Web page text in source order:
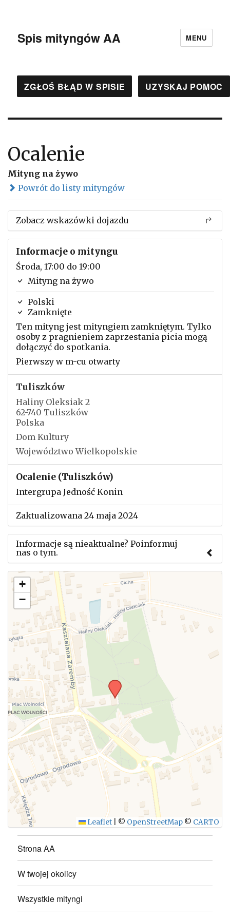
Spis mityngów AA MENU
ZGŁOŚ BŁĄD W SPISIE UZYSKAJ POMOC
Ocalenie
Mityng na żywo
Powrót do listy mityngów
Zobacz wskazówki dojazdu
Informacje o mityngu
Środa, 17:00 do 19:00
Mityng na żywo
Polski
Zamknięte
Ten mityng jest mityngiem zamkniętym. Tylko
osoby z pragnieniem zaprzestania picia mogą
dołączyć do spotkania.
Pierwszy w m-cu otwarty
Tuliszków
Haliny Oleksiak 2
62-740 Tuliszków
Polska
Dom Kultury
Województwo Wielkopolskie
Ocalenie (Tuliszków)
Intergrupa Jedność Konin
Zaktualizowana 24 maja 2024
Informacje są nieaktualne? Poinformuj
nas o tym.
Użyj tego formularza aby przesłać informację o
zmianach w powyższym mityngu.
WYŚLIJ
+
−
Leaflet © OpenStreetMap © CARTO
Strona AA
W twojej okolicy
Wszystkie mityngi